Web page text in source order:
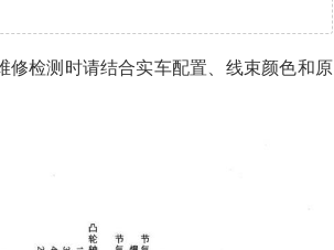
检测时请结合实车配置、线束颜色和原